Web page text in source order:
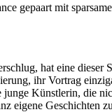
gepaart mit
hat eine dieser
ihr Vortrag
junge Künstlerin, die
eigene Geschichten